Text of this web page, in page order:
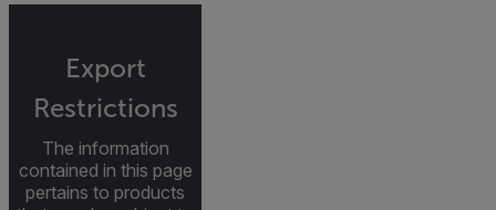
Export
Restrictions
The information
contained in this page
pertains to products